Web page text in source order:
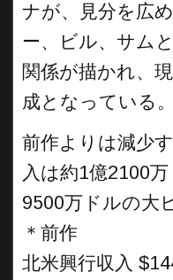
ナが、見分を広
ー、ビル、サム
関係が描かれ、
成となっている。
前作よりは減少
入は約1億2100
9500万ドルの大
＊前作
北米興行収入